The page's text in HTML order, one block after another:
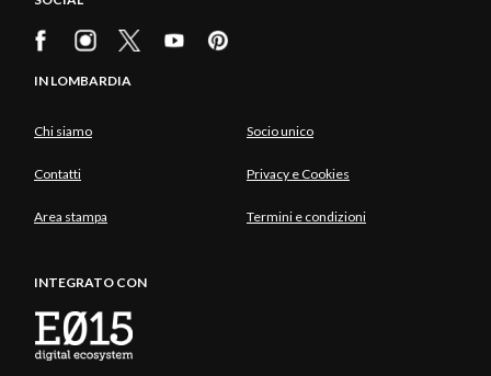
IN LOMBARDIA
Chi siamo Socio unico
Contatti Privacy e Cookies
Area stampa Termini e condizioni
INTEGRATO CON